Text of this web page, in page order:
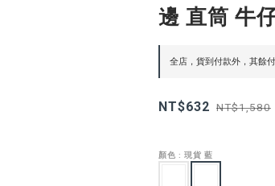
邊 直筒 牛
全店，貨到付款外，其餘
NT$632 NT$1,580
顏色 : 現貨 藍